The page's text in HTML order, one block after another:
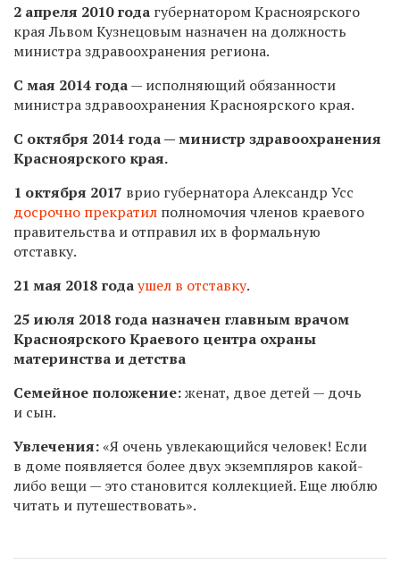
2 апреля 2010 года губернатором Красноярского
края Львом Кузнецовым назначен на должность
министра здравоохранения региона.
С мая 2014 года— исполняющий обязанности
министра здравоохранения Красноярского края.
С октября 2014 года — министр здравоохранения
Красноярского края.
1 октября 2017 врио губернатора Александр Усс
досрочно прекратил полномочия членов краевого
правительства и отправил их в формальную
отставку.
21 мая 2018 годаушел в отставку.
25 июля 2018 года назначен главным врачом
Красноярского Краевого центра охраны
материнства и детства
Семейное положение:женат, двое детей — дочь
и сын.
Увлечения:«Я очень увлекающийся человек! Если
в доме появляется более двух экземпляров какой-
либо вещи — это становится коллекцией. Еще люблю
читать и путешествовать».